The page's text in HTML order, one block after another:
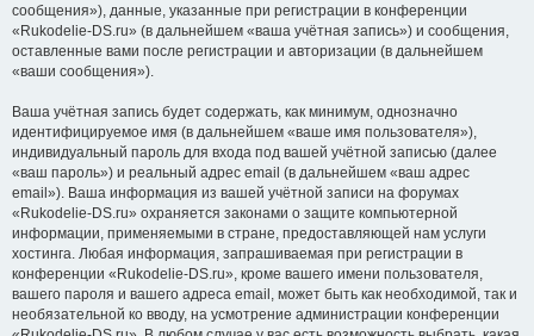
сообщения»), данные, указанные при регистрации в конференции
«Rukodelie-DS.ru» (в дальнейшем «ваша учётная запись») и сообщения,
оставленные вами после регистрации и авторизации (в дальнейшем
«ваши сообщения»).
Ваша учётная запись будет содержать, как минимум, однозначно
идентифицируемое имя (в дальнейшем «ваше имя пользователя»),
индивидуальный пароль для входа под вашей учётной записью (далее
«ваш пароль») и реальный адрес email (в дальнейшем «ваш адрес
email»). Ваша информация из вашей учётной записи на форумах
«Rukodelie-DS.ru» охраняется законами о защите компьютерной
информации, применяемыми в стране, предоставляющей нам услуги
хостинга. Любая информация, запрашиваемая при регистрации в
конференции «Rukodelie-DS.ru», кроме вашего имени пользователя,
вашего пароля и вашего адреса email, может быть как необходимой, так и
необязательной ко вводу, на усмотрение администрации конференции